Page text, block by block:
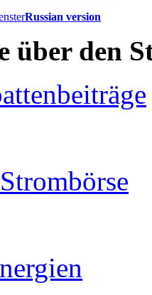
Russian version
über den